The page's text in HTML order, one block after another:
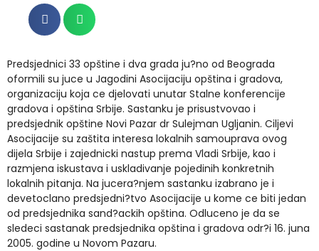
Predsjednici 33 opštine i dva grada ju?no od Beograda
oformili su juce u Jagodini Asocijaciju opština i gradova,
organizaciju koja ce djelovati unutar Stalne konferencije
gradova i opština Srbije. Sastanku je prisustvovao i
predsjednik opštine Novi Pazar dr Sulejman Ugljanin. Ciljevi
Asocijacije su zaštita interesa lokalnih samouprava ovog
dijela Srbije i zajednicki nastup prema Vladi Srbije, kao i
razmjena iskustava i uskladivanje pojedinih konkretnih
lokalnih pitanja. Na jucera?njem sastanku izabrano je i
devetoclano predsjedni?tvo Asocijacije u kome ce biti jedan
od predsjednika sand?ackih opština. Odluceno je da se
sledeci sastanak predsjednika opština i gradova odr?i 16. juna
2005. godine u Novom Pazaru.